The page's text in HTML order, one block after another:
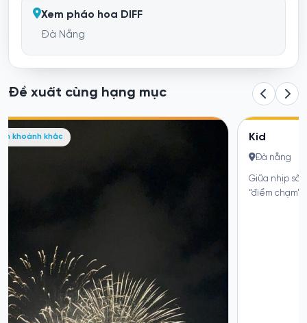
Xem pháo hoa DIFF
Đà Nẵng
Đề xuất cùng hạng mục
Điểm chạm khoảnh khắc
Kid
Giữa nhịp sống hối hả, tôi đề xuất không gian này như một